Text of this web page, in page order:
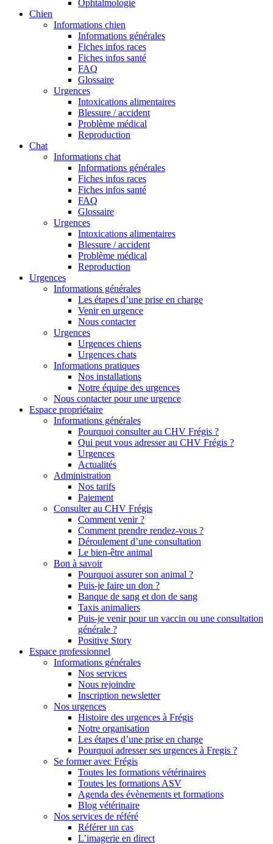
Ophtalmologie
Chien
Informations chien
Informations générales
Fiches infos races
Fiches infos santé
FAQ
Glossaire
Urgences
Intoxications alimentaires
Blessure / accident
Problème médical
Reproduction
Chat
Informations chat
Informations générales
Fiches infos races
Fiches infos santé
FAQ
Glossaire
Urgences
Intoxications alimentaires
Blessure / accident
Problème médical
Reproduction
Urgences
Informations générales
Les étapes d’une prise en charge
Venir en urgence
Nous contacter
Urgences
Urgences chiens
Urgences chats
Informations pratiques
Nos installations
Notre équipe des urgences
Nous contacter pour une urgence
Espace propriétaire
Informations générales
Pourquoi consulter au CHV Frégis ?
Qui peut vous adresser au CHV Frégis ?
Urgences
Actualités
Administration
Nos tarifs
Paiement
Consulter au CHV Frégis
Comment venir ?
Comment prendre rendez-vous ?
Déroulement d’une consultation
Le bien-être animal
Bon à savoir
Pourquoi assurer son animal ?
Puis-je faire un don ?
Banque de sang et don de sang
Taxis animaliers
Puis-je venir pour un vaccin ou une consultation
générale ?
Positive Story
Espace professionnel
Informations générales
Nos services
Nous rejoindre
Inscription newsletter
Nos urgences
Histoire des urgences à Frégis
Notre organisation
Les étapes d’une prise en charge
Pourquoi adresser ses urgences à Fregis ?
Se former avec Frégis
Toutes les formations vétérinaires
Toutes les formations ASV
Agenda des évènements et formations
Blog vétérinaire
Nos services de référé
Référer un cas
L’imagerie en direct